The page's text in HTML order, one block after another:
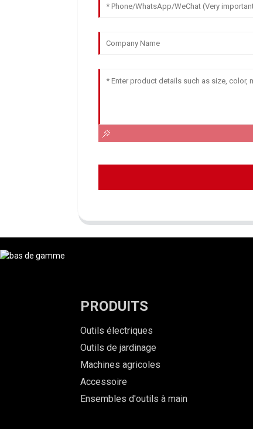
PRODUITS
Outils électriques
Outils de jardinage
Machines agricoles
Accessoire
Ensembles d'outils à main